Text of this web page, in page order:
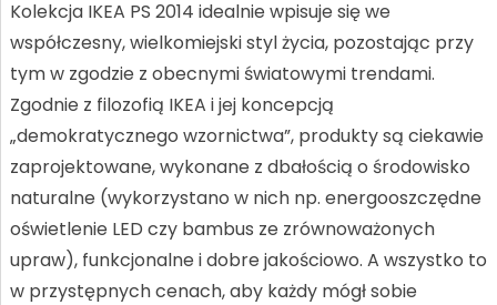
Kolekcja IKEA PS 2014 idealnie wpisuje się we
współczesny, wielkomiejski styl życia, pozostając przy
tym w zgodzie z obecnymi światowymi trendami.
Zgodnie z filozofią IKEA i jej koncepcją
„demokratycznego wzornictwa”, produkty są ciekawie
zaprojektowane, wykonane z dbałością o środowisko
naturalne (wykorzystano w nich np. energooszczędne
oświetlenie LED czy bambus ze zrównoważonych
upraw), funkcjonalne i dobre jakościowo. A wszystko to
w przystępnych cenach, aby każdy mógł sobie